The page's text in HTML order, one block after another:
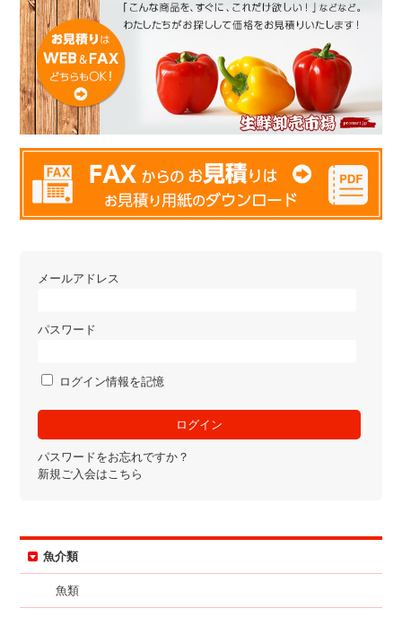
メールアドレス
パスワード
ログイン情報を記憶
パスワードをお忘れですか？
新規ご入会はこちら
魚介類
魚類